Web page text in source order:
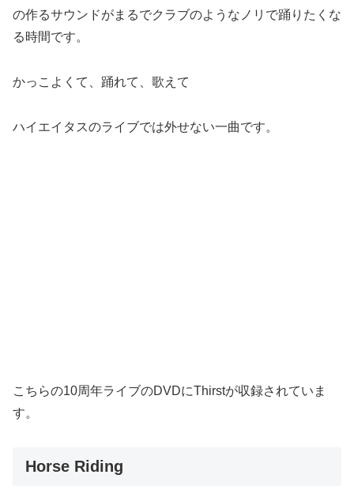
の作るサウンドがまるでクラブのようなノリで踊りたくな
る時間です。
かっこよくて、踊れて、歌えて
ハイエイタスのライブでは外せない一曲です。
こちらの10周年ライブのDVDにThirstが収録されていま
す。
Horse Riding